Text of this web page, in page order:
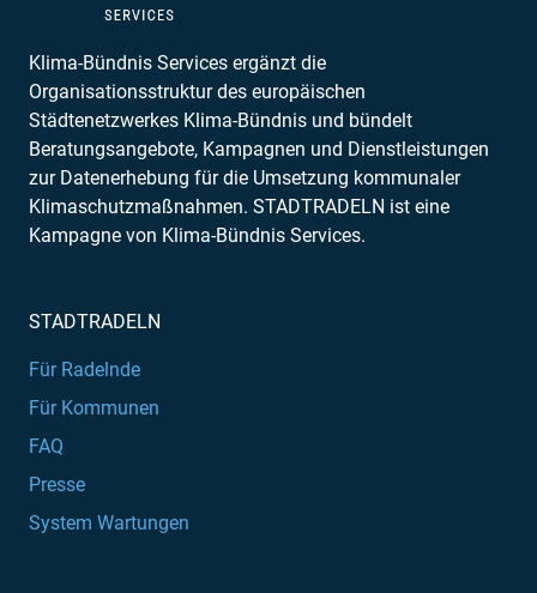
Klima-Bündnis Services ergänzt die
Organisationsstruktur des europäischen
Städtenetzwerkes Klima-Bündnis und bündelt
Beratungsangebote, Kampagnen und Dienstleistungen
zur Datenerhebung für die Umsetzung kommunaler
Klimaschutzmaßnahmen. STADTRADELN ist eine
Kampagne von Klima-Bündnis Services.
STADTRADELN
Für Radelnde
Für Kommunen
FAQ
Presse
System Wartungen